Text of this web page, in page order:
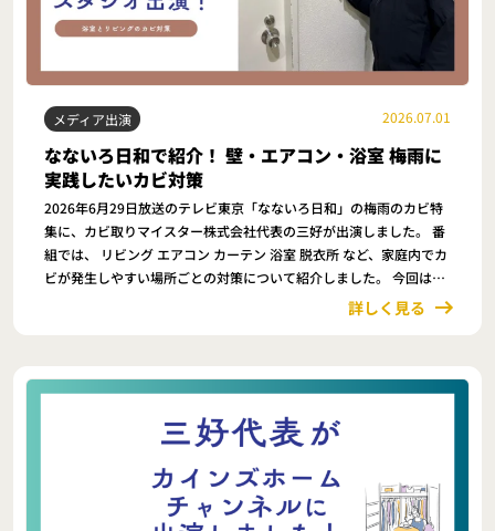
メディア出演 2026.07.01
なないろ日和で紹介！ 壁・エアコン・浴室 梅雨に
実践したいカビ対策
2026年6月29日放送のテレビ東京「なないろ日和」の梅雨のカビ特
集に、カビ取りマイスター株式会社代表の三好が出演しました。 番
組では、 リビング エアコン カーテン 浴室 脱衣所 など、家庭内でカ
ビが発生しやすい場所ごとの対策について紹介しました。 今回は、
詳しく見る